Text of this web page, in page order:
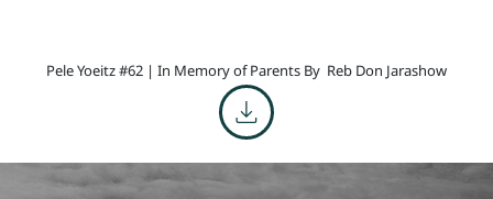
Pele Yoeitz #62 | In Memory of Parents By Reb Don Jarashow